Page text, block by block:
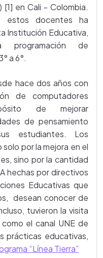
[1] en Cali - Colombia.
estos docentes ha
Institución Educativa,
de
a 6°.
hace dos años con
de computadores
de mejorar
de pensamiento
estudiantes. Los
por la mejora en el
sino por la cantidad
hechas por directivos
Educativas que
desean conocer de
tuvieron la visita
el canal UNE de
prácticas educativas,
“Línea Tierra”